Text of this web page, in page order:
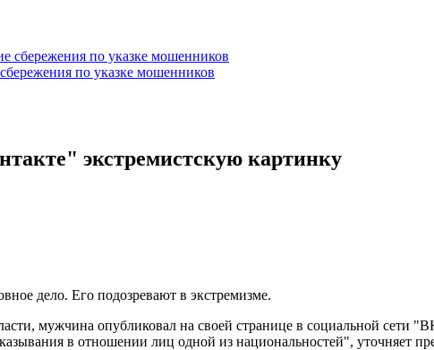
по указке мошенников
экстремистскую картинку
дело. Его подозревают в экстремизме.
мужчина опубликовал на своей странице в социальной сети
в отношении лиц одной из национальностей", уточняет